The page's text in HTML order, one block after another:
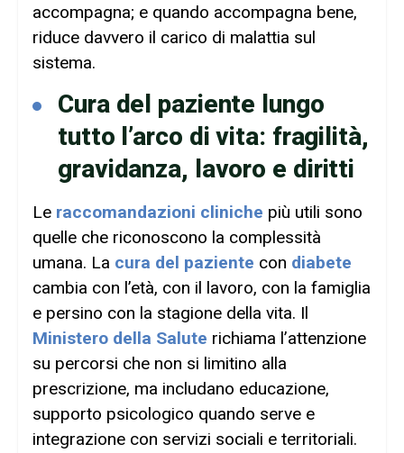
accompagna; e quando accompagna bene,
riduce davvero il carico di malattia sul
sistema.
Cura del paziente lungo
tutto l’arco di vita: fragilità,
gravidanza, lavoro e diritti
Le raccomandazioni cliniche più utili sono
quelle che riconoscono la complessità
umana. La cura del paziente con diabete
cambia con l’età, con il lavoro, con la famiglia
e persino con la stagione della vita. Il
Ministero della Salute richiama l’attenzione
su percorsi che non si limitino alla
prescrizione, ma includano educazione,
supporto psicologico quando serve e
integrazione con servizi sociali e territoriali.